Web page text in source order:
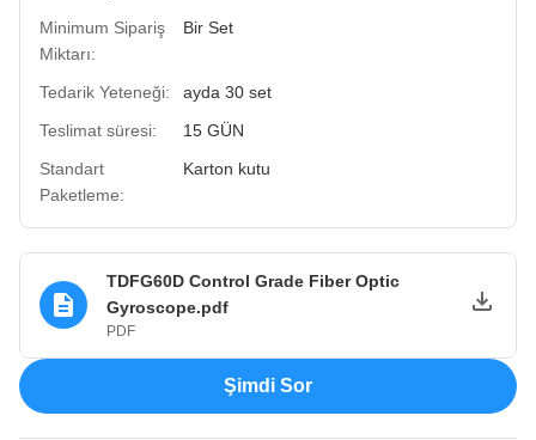
Minimum Sipariş
Miktarı:
Bir Set
Tedarik Yeteneği:
ayda 30 set
Teslimat süresi:
15 GÜN
Standart
Paketleme:
Karton kutu
TDFG60D Control Grade Fiber Optic
Gyroscope.pdf
PDF
Şimdi Sor